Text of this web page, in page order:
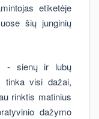
etiketėje
šių junginių
- sienų ir lubų
tinka visi dažai,
rinktis matinius
dažymo